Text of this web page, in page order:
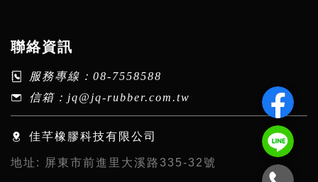
聯絡資訊
服務專線： 08-7558588
信箱： jq@jq-rubber.com.tw
佳芊橡膠科技有限公司
地址: 屏東市前進里大溪路335-32號